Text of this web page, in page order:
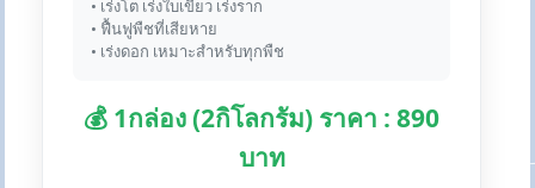
• เร่งโต เร่งใบเขียว เร่งราก
• ฟื้นฟูพืชที่เสียหาย
• เร่งดอก เหมาะสำหรับทุกพืช
💰 1กล่อง (2กิโลกรัม) ราคา : 890
บาท